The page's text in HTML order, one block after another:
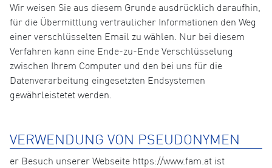
Wir weisen Sie aus diesem Grunde ausdrücklich daraufhin,
für die Übermittlung vertraulicher Informationen den Weg
einer verschlüsselten Email zu wählen. Nur bei diesem
Verfahren kann eine Ende-zu-Ende Verschlüsselung
zwischen Ihrem Computer und den bei uns für die
Datenverarbeitung eingesetzten Endsystemen
gewährleistetet werden.
VERWENDUNG VON PSEUDONYMEN
er Besuch unserer Webseite https://www.fam.at ist